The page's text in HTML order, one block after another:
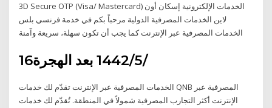
3D Secure OTP (Visa/ Mastercard) الخدمات الإلكترونية إسكان أون
لاين الخدمات المصرفية الدولية مرحباً بكم في خدمة فرنسي بلس
الخدمات المصرفية عبر الإنترنت كما يجب أن تكون سهلة، سريعة وآمنة
16‏‏/5‏‏/1442 بعد الهجرة
الخدمات المصرفية عبر الإنترنت تقدّم لك خدمات QNB المصرفية عبر
الإنترنت أكثر التجارب المصرفية شمولاً في المنطقة. تُقدّم لك خدمات